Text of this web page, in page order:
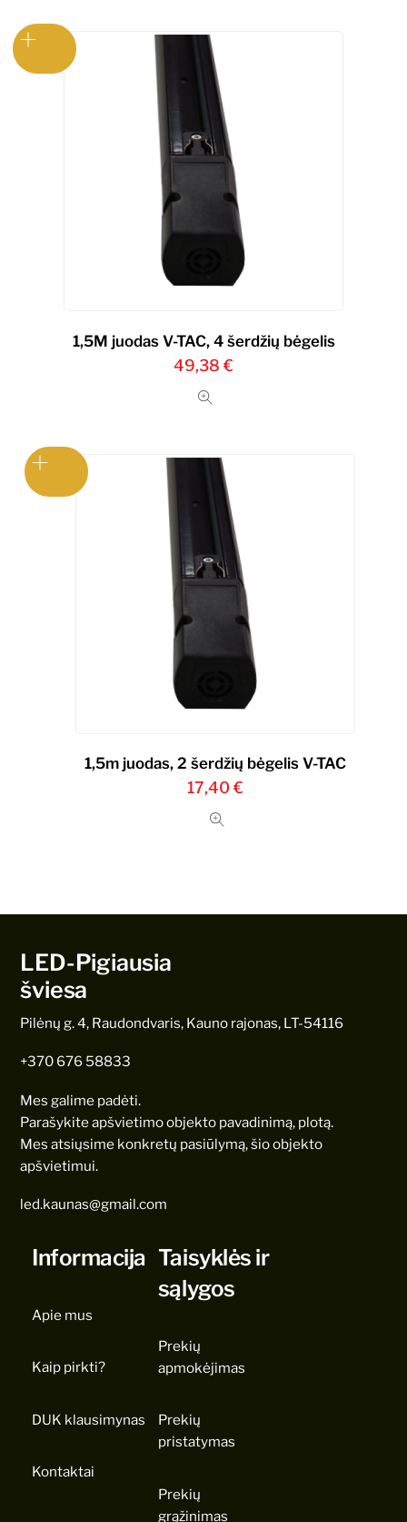
1,5M juodas V-TAC, 4 šerdžių bėgelis
49,38 €
1,5m juodas, 2 šerdžių bėgelis V-TAC
17,40€
LED-Pigiausia
šviesa
Pilėnų g. 4, Raudondvaris, Kauno rajonas, LT-54116
+370 676 58833
Mes galime padėti.
Parašykite apšvietimo objekto pavadinimą, plotą.
Mes atsiųsime konkretų pasiūlymą, šio objekto
apšvietimui.
led.kaunas@gmail.com
Informacija
Apie mus
Kaip pirkti?
DUK klausimynas
Kontaktai
Taisyklės ir
sąlygos
Prekių
apmokėjimas
Prekių
pristatymas
Prekių
grąžinimas